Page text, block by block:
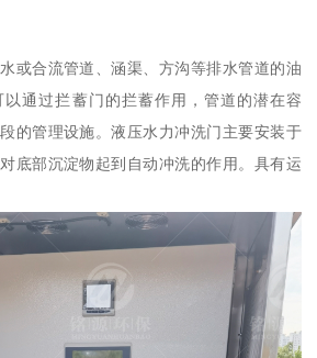
或合流管道、涵渠、方沟等排水管道的油
通过拦蓄门的拦蓄作用，管道的潜在容
的管理设施。液压水力冲洗门主要安装于
底部沉淀物起到自动冲洗的作用。具有运